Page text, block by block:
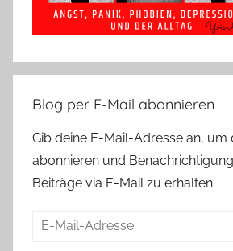
Blog per E-Mail abonnieren
Gib deine E-Mail-Adresse an, um
abonnieren und
Beiträge via E-Mail zu erhalten.
E-